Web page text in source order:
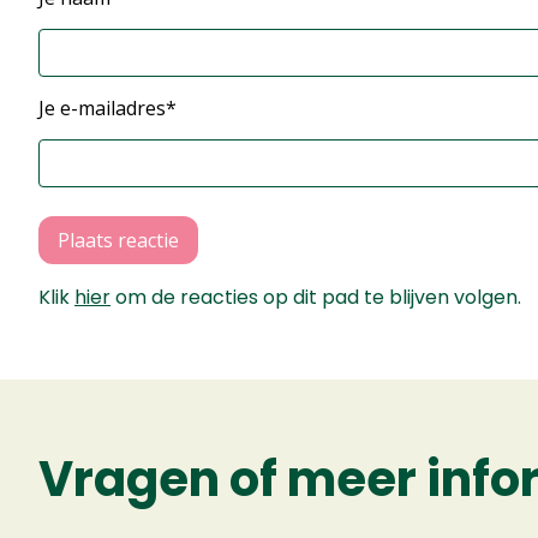
Je e-mailadres*
Plaats reactie
Klik hierom de reacties op dit pad te blijven volgen.
Vragen of meer